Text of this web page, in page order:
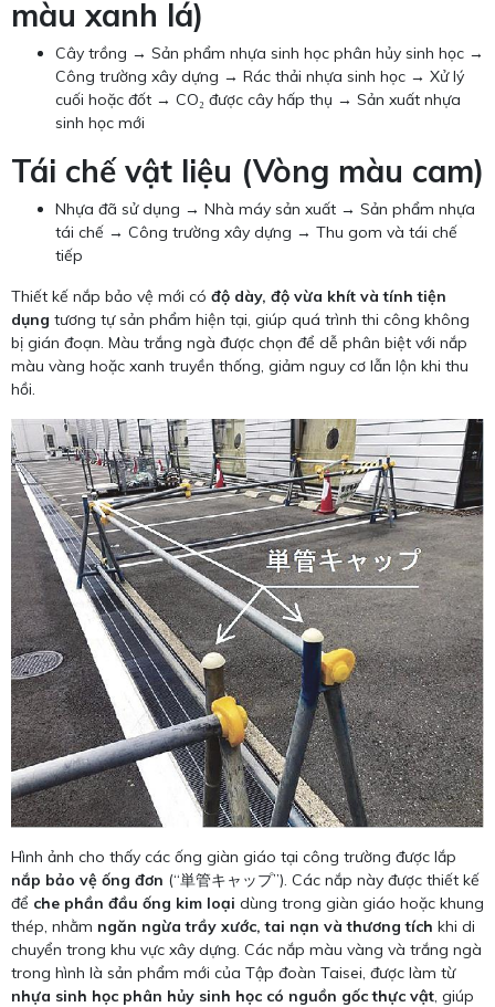
màu xanh lá)
Cây trồng → Sản phẩm nhựa sinh học phân hủy sinh học →
Công trường xây dựng → Rác thải nhựa sinh học → Xử lý
cuối hoặc đốt → CO₂ được cây hấp thụ → Sản xuất nhựa
sinh học mới
Tái chế vật liệu (Vòng màu cam)
Nhựa đã sử dụng → Nhà máy sản xuất → Sản phẩm nhựa
tái chế → Công trường xây dựng → Thu gom và tái chế
tiếp
Thiết kế nắp bảo vệ mới có độ dày, độ vừa khít và tính tiện
dụng tương tự sản phẩm hiện tại, giúp quá trình thi công không
bị gián đoạn. Màu trắng ngà được chọn để dễ phân biệt với nắp
màu vàng hoặc xanh truyền thống, giảm nguy cơ lẫn lộn khi thu
hồi.
Hình ảnh cho thấy các ống giàn giáo tại công trường được lắp
nắp bảo vệ ống đơn (“単管キャップ”). Các nắp này được thiết kế
để che phần đầu ống kim loại dùng trong giàn giáo hoặc khung
thép, nhằm ngăn ngừa trầy xước, tai nạn và thương tích khi di
chuyển trong khu vực xây dựng. Các nắp màu vàng và trắng ngà
trong hình là sản phẩm mới của Tập đoàn Taisei, được làm từ
nhựa sinh học phân hủy sinh học có nguồn gốc thực vật, giúp